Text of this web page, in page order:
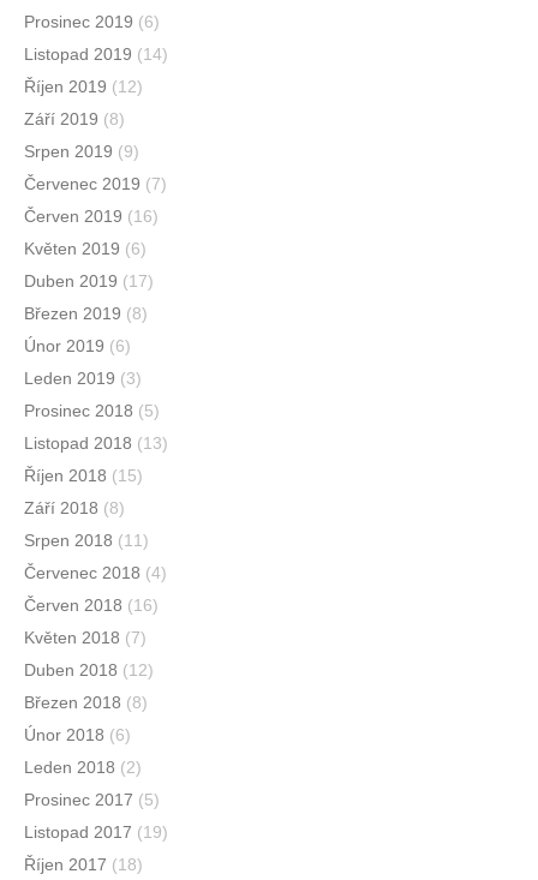
Prosinec 2019 (6)
Listopad 2019 (14)
Říjen 2019 (12)
Září 2019 (8)
Srpen 2019 (9)
Červenec 2019 (7)
Červen 2019 (16)
Květen 2019 (6)
Duben 2019 (17)
Březen 2019 (8)
Únor 2019 (6)
Leden 2019 (3)
Prosinec 2018 (5)
Listopad 2018 (13)
Říjen 2018 (15)
Září 2018 (8)
Srpen 2018 (11)
Červenec 2018 (4)
Červen 2018 (16)
Květen 2018 (7)
Duben 2018 (12)
Březen 2018 (8)
Únor 2018 (6)
Leden 2018 (2)
Prosinec 2017 (5)
Listopad 2017 (19)
Říjen 2017 (18)